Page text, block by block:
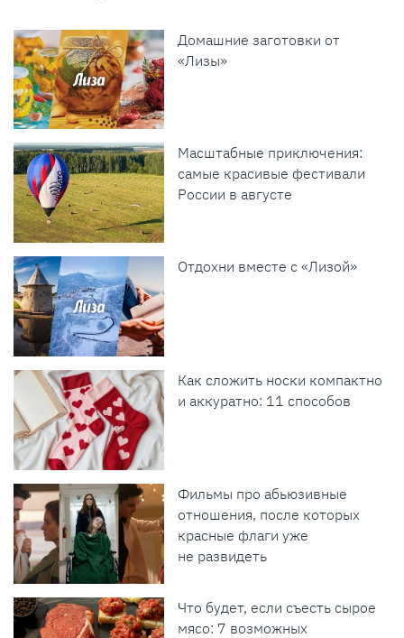
Домашние заготовки от
«Лизы»
Масштабные приключения:
самые красивые фестивали
России в августе
Отдохни вместе с «Лизой»
Как сложить носки компактно
и аккуратно: 11 способов
Фильмы про абьюзивные
отношения, после которых
красные флаги уже
не развидеть
Что будет, если съесть сырое
мясо: 7 возможных